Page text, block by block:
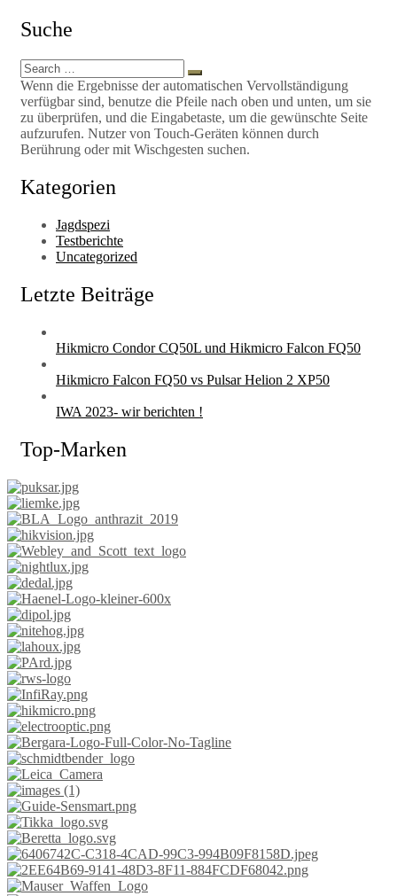
Suche
Search
for:
Search
Wenn die Ergebnisse der automatischen Vervollständigung
verfügbar sind, benutze die Pfeile nach oben und unten, um sie
zu überprüfen, und die Eingabetaste, um die gewünschte Seite
aufzurufen. Nutzer von Touch-Geräten können durch
Berührung oder mit Wischgesten suchen.
Kategorien
Jagdspezi
Testberichte
Uncategorized
Letzte Beiträge
Hikmicro Condor CQ50L und Hikmicro Falcon FQ50
Hikmicro Falcon FQ50 vs Pulsar Helion 2 XP50
IWA 2023- wir berichten !
Top-Marken